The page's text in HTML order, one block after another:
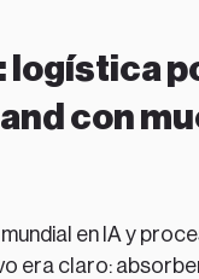
logística
con
mundial en IA y
era claro: